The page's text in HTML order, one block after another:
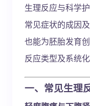
生理反应与科学
常见症状的成因
也能为胚胎发育
反应类型及系统化
一、常见生理